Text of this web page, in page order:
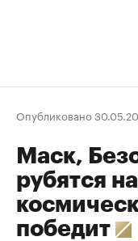
Опубликовано
Маск,
рубятся
победит